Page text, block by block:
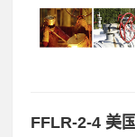
FFLR-2-4 美